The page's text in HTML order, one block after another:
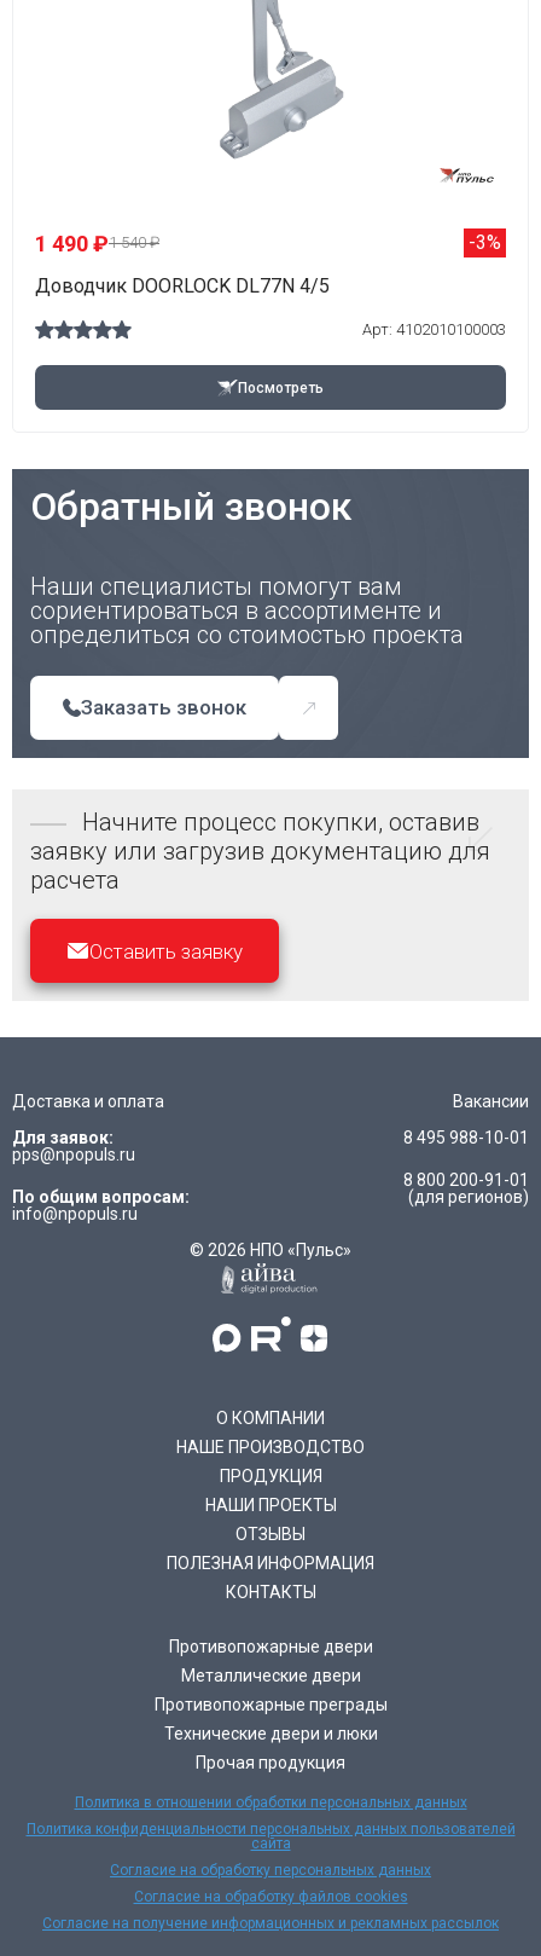
1 490 ₽1 540 ₽
-3%
Доводчик DOORLOCK DL77N 4/5
Арт: 4102010100003
Посмотреть
Обратный звонок
Наши специалисты помогут вам
сориентироваться в ассортименте и
определиться со стоимостью проекта
Заказать звонок
Начните процесс покупки, оставив
заявку или загрузив документацию для
расчета
Оставить заявку
Доставка и оплата
Вакансии
Для заявок:
pps@npopuls.ru
По общим вопросам:
info@npopuls.ru
8 495 988-10-01
8 800 200-91-01
(для регионов)
© 2026 НПО «Пульс»
О КОМПАНИИ
НАШЕ ПРОИЗВОДСТВО
ПРОДУКЦИЯ
НАШИ ПРОЕКТЫ
ОТЗЫВЫ
ПОЛЕЗНАЯ ИНФОРМАЦИЯ
КОНТАКТЫ
Противопожарные двери
Металлические двери
Противопожарные преграды
Технические двери и люки
Прочая продукция
Политика в отношении обработки персональных данных
Политика конфиденциальности персональных данных пользователей
сайта
Согласие на обработку персональных данных
Согласие на обработку файлов cookies
Согласие на получение информационных и рекламных рассылок